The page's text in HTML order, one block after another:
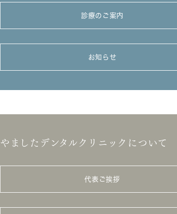
診療のご案内
お知らせ
やましたデンタルクリニックについて
代表ご挨拶